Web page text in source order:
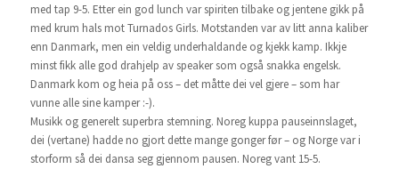
med tap 9-5. Etter ein god lunch var spiriten tilbake og jentene gikk på
med krum hals mot Turnados Girls. Motstanden var av litt anna kaliber
enn Danmark, men ein veldig underhaldande og kjekk kamp. Ikkje
minst fikk alle god drahjelp av speaker som også snakka engelsk.
Danmark kom og heia på oss – det måtte dei vel gjere – som har
vunne alle sine kamper :-).
Musikk og generelt superbra stemning. Noreg kuppa pauseinnslaget,
dei (vertane) hadde no gjort dette mange gonger før – og Norge var i
storform så dei dansa seg gjennom pausen. Noreg vant 15-5.